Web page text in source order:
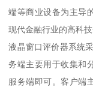
端等商业设备为主导
现代金融行业的高科技
液晶窗口评价器系统
务端主要用于收集和
服务端即可。客户端